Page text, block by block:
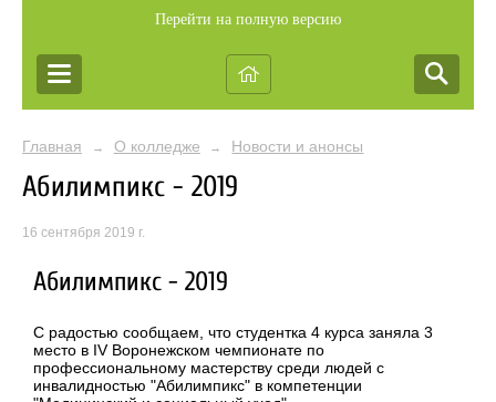
Перейти на полную версию
Главная → О колледже → Новости и анонсы
Абилимпикс - 2019
16 сентября 2019 г.
Абилимпикс - 2019
С радостью сообщаем, что студентка 4 курса заняла 3
место в IV Воронежском чемпионате по
профессиональному мастерству среди людей с
инвалидностью "Абилимпикс" в компетенции